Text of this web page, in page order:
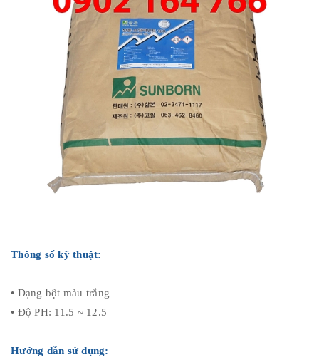
Thông số kỹ thuật:
• Dạng bột màu trắng
• Độ PH: 11.5 ~ 12.5
Hướng dẫn sử dụng: